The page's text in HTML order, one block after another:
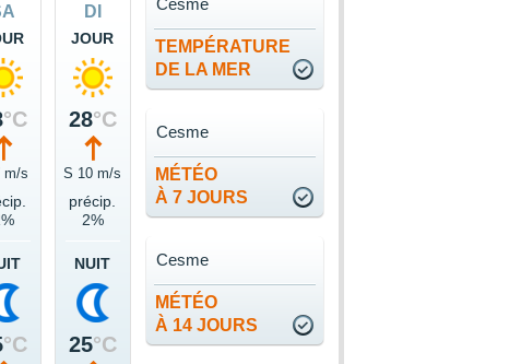
°C
m/s
°C
DI
JOUR
28°C
S 10 m/s
précip.
2%
NUIT
25°C
TEMPÉRATURE
DE LA MER
Cesme
MÉTÉO
À 7 JOURS
Cesme
MÉTÉO
À 14 JOURS
Cesme